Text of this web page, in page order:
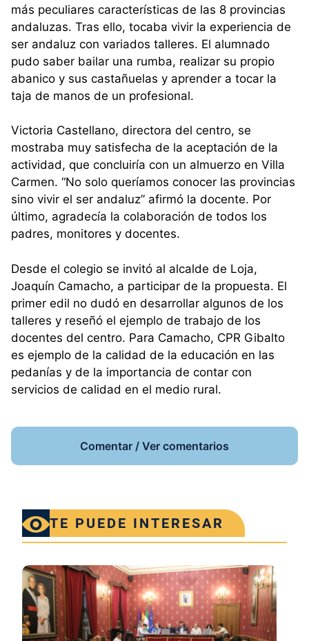
más peculiares características de las 8 provincias
andaluzas. Tras ello, tocaba vivir la experiencia de
ser andaluz con variados talleres. El alumnado
pudo saber bailar una rumba, realizar su propio
abanico y sus castañuelas y aprender a tocar la
taja de manos de un profesional.
Victoria Castellano, directora del centro, se
mostraba muy satisfecha de la aceptación de la
actividad, que concluiría con un almuerzo en Villa
Carmen. “No solo queríamos conocer las provincias
sino vivir el ser andaluz” afirmó la docente. Por
último, agradecía la colaboración de todos los
padres, monitores y docentes.
Desde el colegio se invitó al alcalde de Loja,
Joaquín Camacho, a participar de la propuesta. El
primer edil no dudó en desarrollar algunos de los
talleres y reseñó el ejemplo de trabajo de los
docentes del centro. Para Camacho, CPR Gibalto
es ejemplo de la calidad de la educación en las
pedanías y de la importancia de contar con
servicios de calidad en el medio rural.
Comentar / Ver comentarios
TE PUEDE INTERESAR